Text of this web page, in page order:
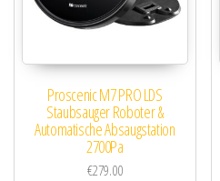
Proscenic M7 PRO LDS
Staubsauger Roboter &
Automatische Absaugstation
2700Pa
€279.00